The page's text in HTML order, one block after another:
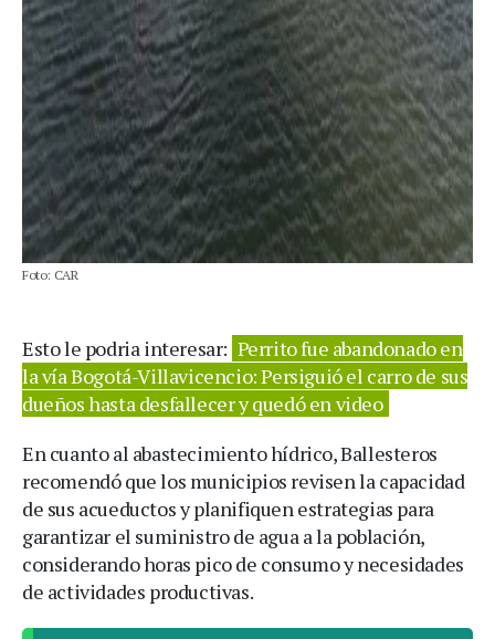
Foto: CAR
Esto le podria interesar: Perrito fue abandonado en
la vía Bogotá-Villavicencio: Persiguió el carro de sus
dueños hasta desfallecer y quedó en video
En cuanto al abastecimiento hídrico, Ballesteros
recomendó que los municipios revisen la capacidad
de sus acueductos y planifiquen estrategias para
garantizar el suministro de agua a la población,
considerando horas pico de consumo y necesidades
de actividades productivas.